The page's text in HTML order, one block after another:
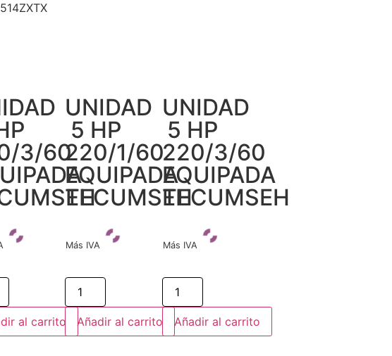
3/60
al carrito
UNIDAD
5 HP
220/1/60
EQUIPADA
TECUMSEH
Más IVA
Añadir al carrito
UNIDAD
5 HP
220/3/60
EQUIPADA
TECUMSEH
Más IVA
Añadir al carrito